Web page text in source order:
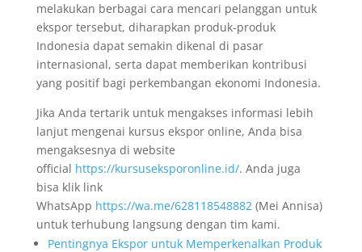
melakukan berbagai cara mencari pelanggan untuk
ekspor tersebut, diharapkan produk-produk
Indonesia dapat semakin dikenal di pasar
internasional, serta dapat memberikan kontribusi
yang positif bagi perkembangan ekonomi Indonesia.
Jika Anda tertarik untuk mengakses informasi lebih
lanjut mengenai kursus ekspor online, Anda bisa
mengaksesnya di website
official https://kursuseksporonline.id/. Anda juga
bisa klik link
WhatsApp https://wa.me/628118548882(Mei Annisa)
untuk terhubung langsung dengan tim kami.
Pentingnya Ekspor untuk Memperkenalkan Produk